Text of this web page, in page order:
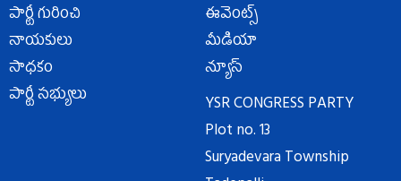
పార్టీ గురించి
నాయకులు
సాధకం
పార్టీ సభ్యులు
ఈవెంట్స్
మీడియా
న్యూస్
YSR CONGRESS PARTY
Plot no. 13
Suryadevara Township